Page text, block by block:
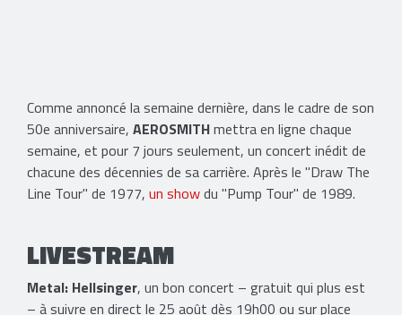
Comme annoncé la semaine dernière, dans le cadre de son
50e anniversaire, AEROSMITHmettra en ligne chaque
semaine, et pour 7 jours seulement, un concert inédit de
chacune des décennies de sa carrière. Après le "Draw The
Line Tour" de 1977, un showdu "Pump Tour" de 1989.
LIVESTREAM
Metal: Hellsinger, un bon concert – gratuit qui plus est
– à suivre en direct le 25 août dès 19h00 ou sur place